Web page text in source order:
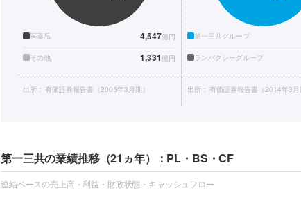
医薬品 4,547億円
その他 1,331億円
出所： 有価証券報告書（2005年3月期）
第一三共グループ
ランバクシーグループ
出所： 有価証券報告書（2014年3月
第一三共の業績推移（21ヵ年）：PL・BS・CF
連結ベースの売上高・利益・財政状態・キャッシュフロー